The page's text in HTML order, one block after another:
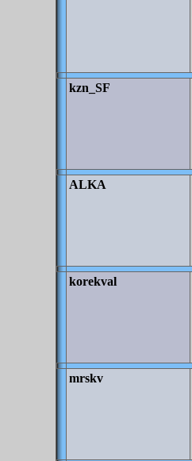
kzn_SF
ALKA
korekval
mrskv